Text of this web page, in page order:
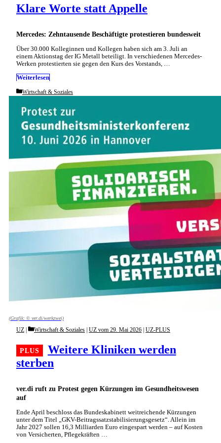
Mercedes: Zehntausende Beschäftigte protestieren bundesweit
Klare Worte statt Appelle
Über 30.000 Kolleginnen und Kollegen haben sich am 3. Juli an
einem Aktionstag der IG Metall beteiligt. In verschiedenen Mercedes-
Werken protestierten sie gegen den Kurs des Vorstands, …
Weiterlesen
Categories
Wirtschaft & Soziales
(Grafik: © ver.di/werkzwei)
ver.di ruft zu Protest gegen Kürzungen im Gesundheitswesen
auf
Weitere Kliniken werden
sterben
UZ Categories
Wirtschaft & Soziales | UZ vom 29. Mai 2026 | UZ-PLUS
Ende April beschloss das Bundeskabinett weitreichende Kürzungen
unter dem Titel „GKV-Beitragssatzstabilisierungsgesetz“. Allein im
Jahr 2027 sollen 16,3 Milliarden Euro eingespart werden – auf Kosten
von Versicherten, Pflegekräften …